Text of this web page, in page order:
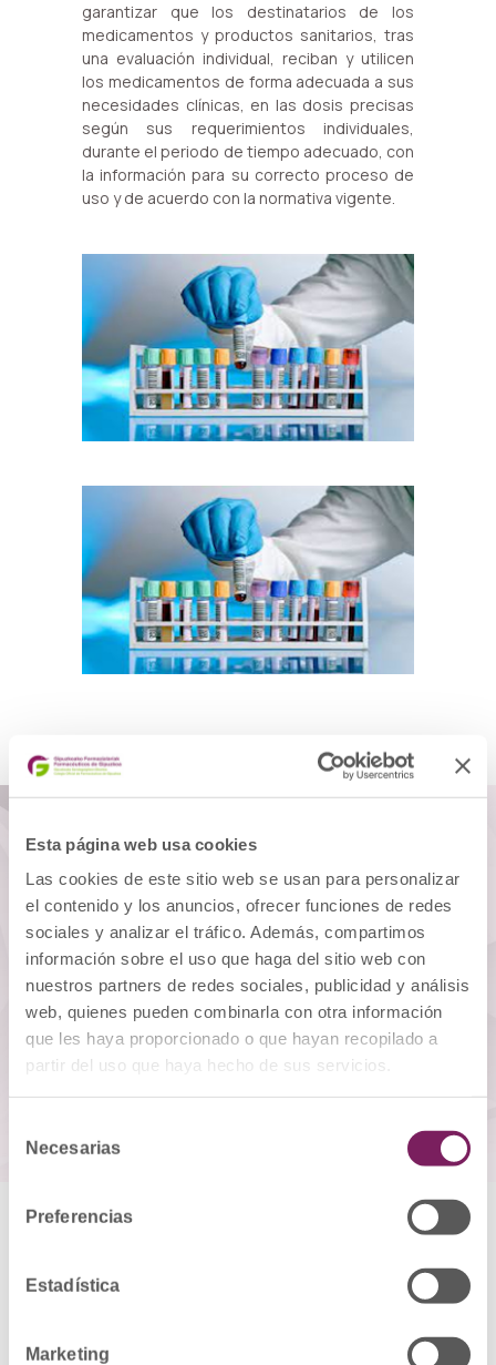
Esta página web usa cookies
Las cookies de este sitio web se usan para personalizar
el contenido y los anuncios, ofrecer funciones de redes
sociales y analizar el tráfico. Además, compartimos
información sobre el uso que haga del sitio web con
nuestros partners de redes sociales, publicidad y análisis
web, quienes pueden combinarla con otra información
que les haya proporcionado o que hayan recopilado a
partir del uso que haya hecho de sus servicios.
Necesarias
Preferencias
Estadística
Marketing
garantizar que los destinatarios de los
medicamentos y productos sanitarios, tras
una evaluación individual, reciban y utilicen
los medicamentos de forma adecuada a sus
necesidades clínicas, en las dosis precisas
según sus requerimientos individuales,
durante el periodo de tiempo adecuado, con
la información para su correcto proceso de
uso y de acuerdo con la normativa vigente.
MATERIAL NECESARIO
descripción
del servicio /
zerbitzuaren
deskribapena
1 file(s)
249.34 KB
Deskargatu